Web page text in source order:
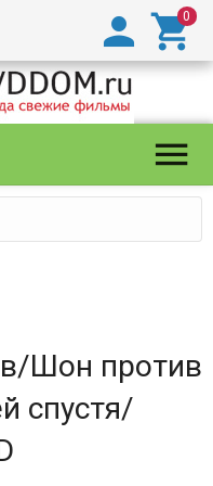



Шон против
спустя/